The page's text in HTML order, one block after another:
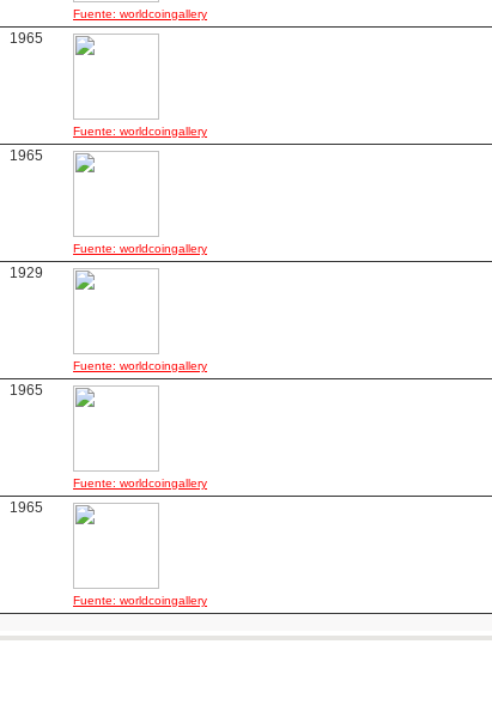
Fuente: worldcoingallery
1965
Fuente: worldcoingallery
1965
Fuente: worldcoingallery
1929
Fuente: worldcoingallery
1965
Fuente: worldcoingallery
1965
Fuente: worldcoingallery